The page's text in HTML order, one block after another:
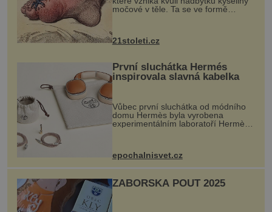
močové v těle. Ta se ve formě
nohou, a způsobuje bole...
21stoleti.cz
První sluchátka Hermés
inspirovala slavná kabelka
Vůbec první sluchátka od módního
domu Hermès byla vyrobena
experimentálním laboratoří Hermès
kovový...
epochalnisvet.cz
ZÁBOŘSKÁ POUŤ 2025